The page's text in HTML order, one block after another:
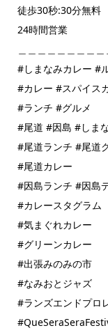
徒歩30秒:30分無料
24時間営業
#しまなみカレー #
#カレー #スパイス
#ランチ #グルメ
#尾道 #因島 #しま
#尾道ランチ #尾道
#尾道カレー
#因島ランチ #因島
#カレースタグラム
#気まぐれカレー
#グリーンカレー
#出張みのみの市
#なみおとジャズ
#ランズエンドプロ